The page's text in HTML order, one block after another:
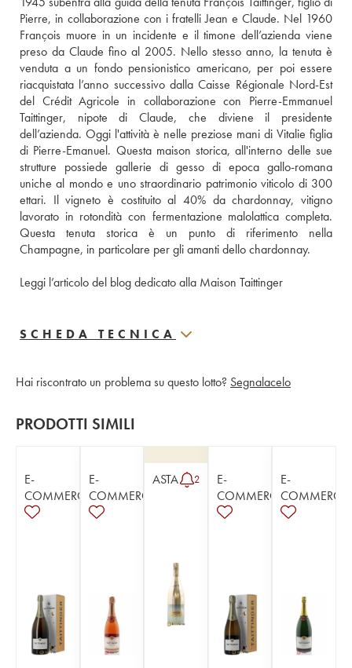
Pierre, in collaborazione con i fratelli Jean e Claude. Nel 1960
François muore in un incidente e il timone dell’azienda viene
preso da Claude fino al 2005. Nello stesso anno, la tenuta è
venduta a un fondo pensionistico americano, per poi essere
riacquistata l’anno successivo dalla Caisse Régionale Nord-Est
del Crédit Agricole in collaborazione con Pierre-Emmanuel
Taittinger, nipote di Claude, che diviene il presidente
dell’azienda. Oggi l'attività è nelle preziose mani di Vitalie figlia
di Pierre-Emanuel. Questa maison storica, all'interno delle sue
strutture possiede gallerie di gesso di epoca gallo-romana
uniche al mondo e uno straordinario patrimonio viticolo di 300
ettari. Il vigneto è costituito al 40% da chardonnay, vitigno
lavorato in rotondità con fermentazione malolattica completa.
Questa tenuta storica è un punto di riferimento nella
Champagne, in particolare per gli amanti dello chardonnay.
Leggi l’articolo del blog dedicato alla Maison Taittinger
SCHEDA TECNICA
Hai riscontrato un problema su questo lotto? Segnalacelo
PRODOTTI SIMILI
E-
COMMERCE
E-
COMMERCE
ASTA 2
E-
COMMERCE
E-
COMMERCE